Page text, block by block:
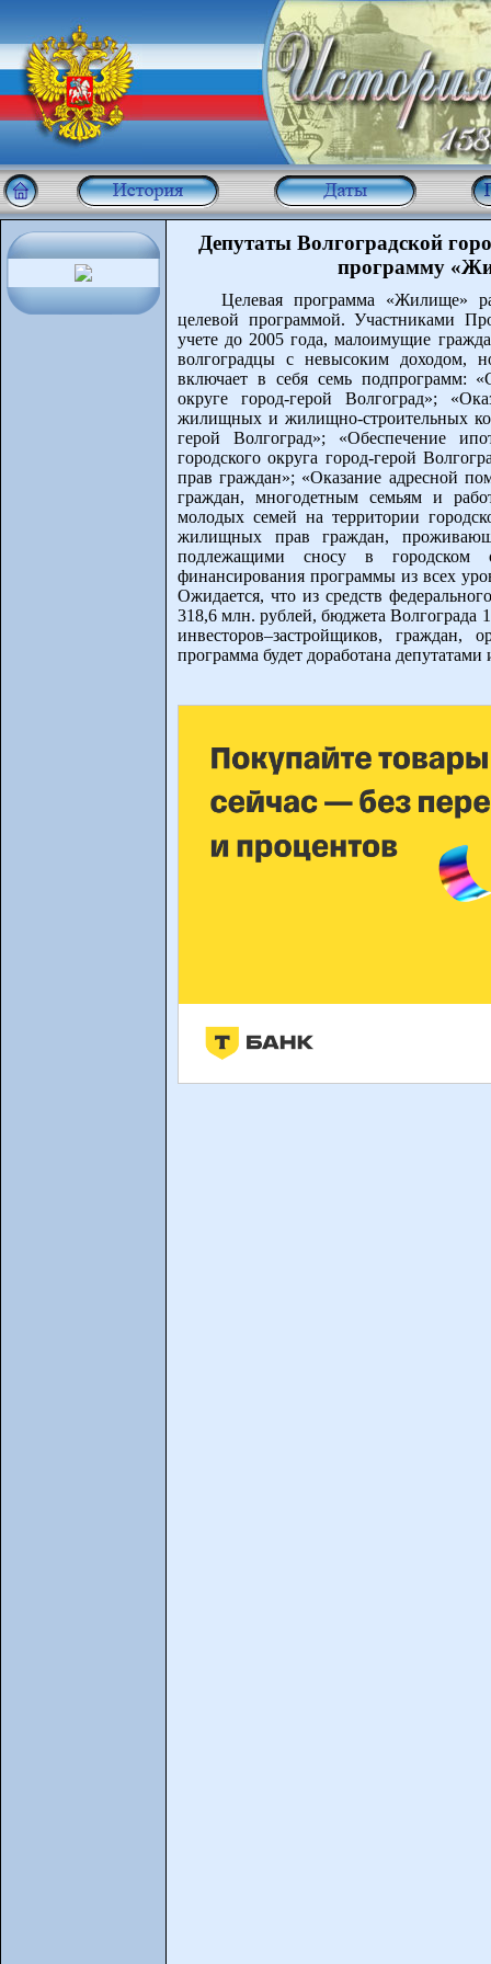
Депутаты Волгоградской
программу
Целевая программа «Жилище»
целевой программой. Участниками
учете до 2005 года, малоимущие
волгоградцы с невысоким
включает в себя семь подпрограмм:
округе город-герой Волгоград»;
жилищных и жилищно-строительных
герой Волгоград»; «Обеспечение
городского округа город-герой
прав граждан»; «Оказание адресной
граждан, многодетным семьям и
молодых семей на территории
жилищных прав граждан,
подлежащими сносу в городском
финансирования программы из всех
Ожидается, что из средств
318,6 млн. рублей, бюджета Волгограда
инвесторов–застройщиков,
программа будет доработана